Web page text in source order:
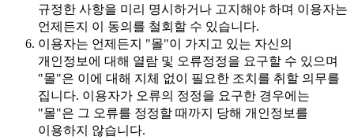
규정한 사항을 미리 명시하거나 고지해야 하며 이용자는
언제든지 이 동의를 철회할 수 있습니다.
이용자는 언제든지 "몰"이 가지고 있는 자신의
개인정보에 대해 열람 및 오류정정을 요구할 수 있으며
"몰"은 이에 대해 지체 없이 필요한 조치를 취할 의무를
집니다. 이용자가 오류의 정정을 요구한 경우에는
"몰"은 그 오류를 정정할 때까지 당해 개인정보를
이용하지 않습니다.